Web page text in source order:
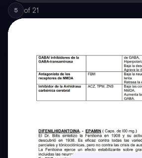
5 of 21